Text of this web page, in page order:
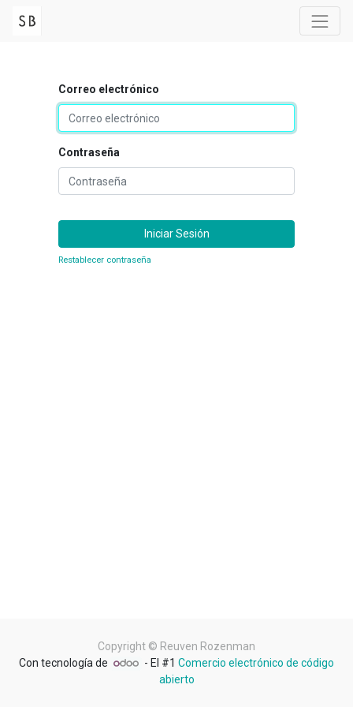
Correo electrónico
Contraseña
Iniciar Sesión
Restablecer contraseña
Copyright © Reuven Rozenman
Con tecnología de
- El #1Comercio electrónico de código
abierto